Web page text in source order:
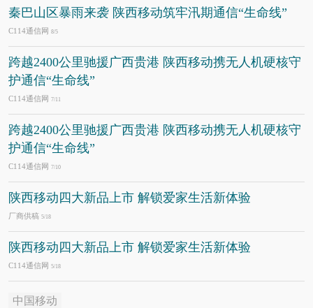
秦巴山区暴雨来袭 陕西移动筑牢汛期通信“生命线”
C114通信网 8/5
跨越2400公里驰援广西贵港 陕西移动携无人机硬核守
护通信“生命线”
C114通信网 7/11
跨越2400公里驰援广西贵港 陕西移动携无人机硬核守
护通信“生命线”
C114通信网 7/10
陕西移动四大新品上市 解锁爱家生活新体验
厂商供稿 5/18
陕西移动四大新品上市 解锁爱家生活新体验
C114通信网 5/18
中国移动